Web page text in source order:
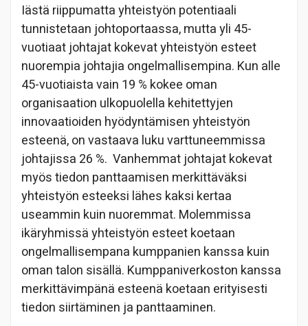
Iästä riippumatta yhteistyön potentiaali
tunnistetaan johtoportaassa, mutta yli 45-
vuotiaat johtajat kokevat yhteistyön esteet
nuorempia johtajia ongelmallisempina. Kun alle
45-vuotiaista vain 19 % kokee oman
organisaation ulkopuolella kehitettyjen
innovaatioiden hyödyntämisen yhteistyön
esteenä, on vastaava luku varttuneemmissa
johtajissa 26 %. Vanhemmat johtajat kokevat
myös tiedon panttaamisen merkittäväksi
yhteistyön esteeksi lähes kaksi kertaa
useammin kuin nuoremmat. Molemmissa
ikäryhmissä yhteistyön esteet koetaan
ongelmallisempana kumppanien kanssa kuin
oman talon sisällä. Kumppaniverkoston kanssa
merkittävimpänä esteenä koetaan erityisesti
tiedon siirtäminen ja panttaaminen.